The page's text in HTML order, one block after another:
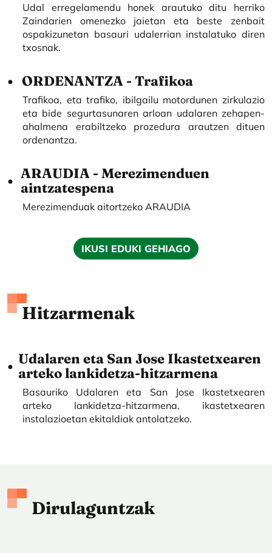
Udal erregelamendu honek arautuko ditu herriko
Zaindarien omenezko jaietan eta beste zenbait
ospakizunetan basauri udalerrian instalatuko diren
txosnak.
ORDENANTZA - Trafikoa
Trafikoa, eta trafiko, ibilgailu motordunen zirkulazio
eta bide segurtasunaren arloan udalaren zehapen-
ahalmena erabiltzeko prozedura arautzen dituen
ordenantza.
ARAUDIA - Merezimenduen
aintzatespena
Merezimenduak aitortzeko ARAUDIA
IKUSI EDUKI GEHIAGO
Hitzarmenak
Udalaren eta San Jose Ikastetxearen
arteko lankidetza-hitzarmena
Basauriko Udalaren eta San Jose Ikastetxearen
arteko lankidetza-hitzarmena, ikastetxearen
instalazioetan ekitaldiak antolatzeko.
Dirulaguntzak